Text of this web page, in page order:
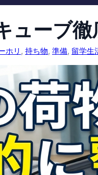
ューブ
ホリ , 持ち物, 準備, 留学生